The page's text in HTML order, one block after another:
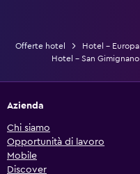
Offerte hotel Hotel - Europa
Hotel - San Gimignano
Azienda
Chi siamo
Opportunità di lavoro
Mobile
Discover